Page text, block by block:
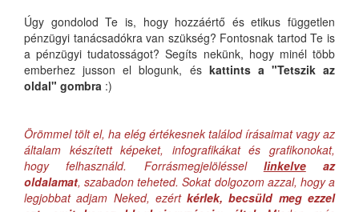
Úgy gondolod Te is, hogy hozzáértő és etikus független
pénzügyi tanácsadókra van szükség? Fontosnak tartod Te is
a pénzügyi tudatosságot? Segíts nekünk, hogy minél több
emberhez jusson el blogunk, és kattints a "Tetszik az
oldal" gombra :)
Örömmel tölt el, ha elég értékesnek találod írásaimat vagy az
általam készített képeket, infografikákat és grafikonokat,
hogy felhasználd. Forrásmegjelöléssel linkelveaz
oldalamat, szabadon teheted. Sokat dolgozom azzal, hogy a
legjobbat adjam Neked, ezértkérlek, becsüld meg ezzel